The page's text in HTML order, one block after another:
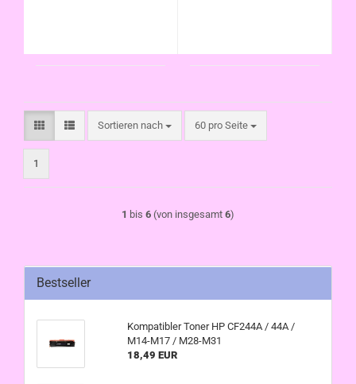
Sortieren nach
Sortieren nach 60 pro Seite
pro Seite
1
1 bis 6 (von insgesamt 6)
Bestseller
Kompatibler Toner HP CF244A / 44A /
M14-M17 / M28-M31
18,49 EUR